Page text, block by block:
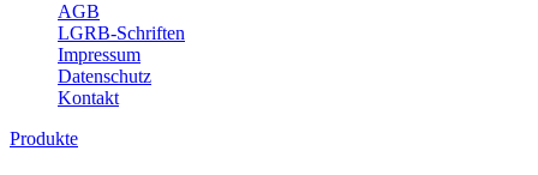
AGB
LGRB-Schriften
Impressum
Datenschutz
Kontakt
Produkte